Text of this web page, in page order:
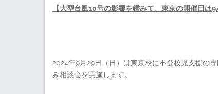
【大型台風10号の影響を鑑みて、東京の開催日
2024年9月29日（日）は東京校に不登校児支援の
み相談会を実施します。